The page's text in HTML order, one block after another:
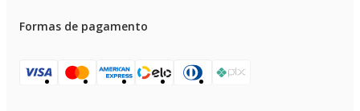
Formas de pagamento